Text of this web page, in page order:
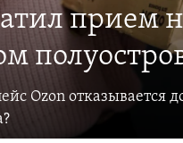
прием
Ozon отказывается